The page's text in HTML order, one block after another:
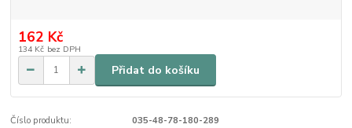
162 Kč
134 Kč bez DPH
Přidat do košíku
Číslo produktu: 035-48-78-180-289